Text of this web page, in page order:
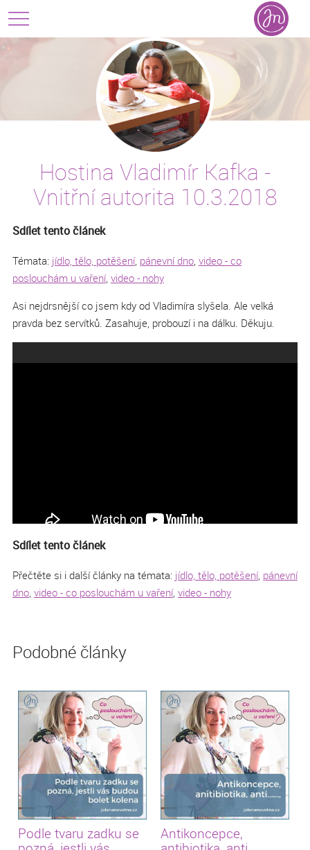
Hostina Vladimír Kafka -
Vnitřní autorita 10.3.2018
Sdílet tento článek
Témata: jídlo, tělo, potěšení, pánevní dno, video - co
poslouchám u vaření, video - nohy
Asi nejdrsnější co jsem kdy od Vladimíra slyšela. Ale velká
pravda bez servítků. Zasahuje, probouzí i na dálku. Děkuju.
Sdílet tento článek
Přečtěte si i další články na témata: jídlo, tělo, potěšení, pánevní
dno, video - co poslouchám u vaření, video - nohy
Podobné články
Podle tvaru zadku se
Antikoncepce,